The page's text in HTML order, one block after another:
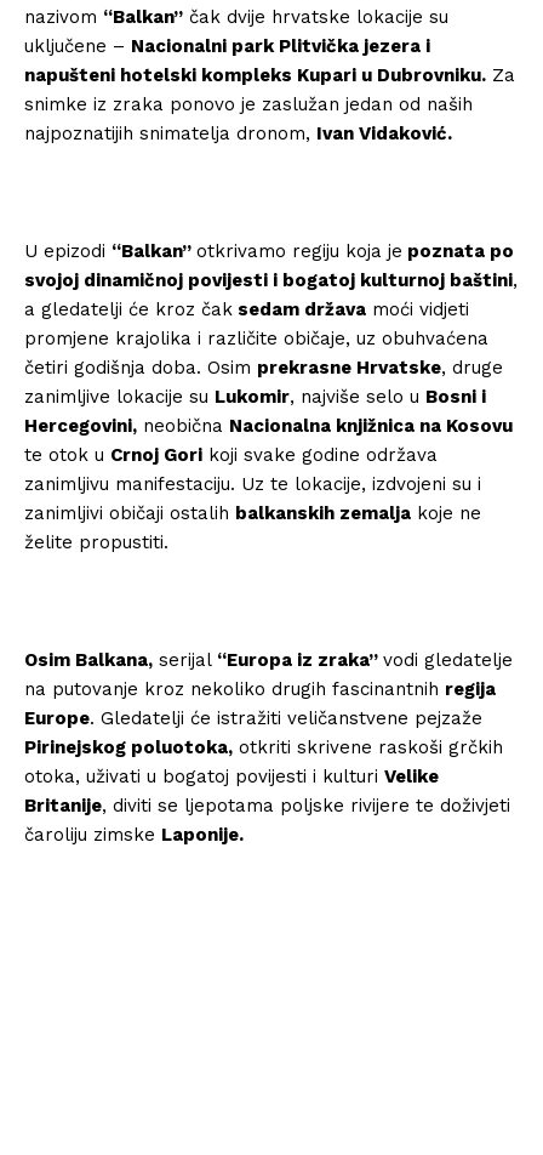
nazivom “Balkan” čak dvije hrvatske lokacije su
uključene – Nacionalni park Plitvička jezera i
napušteni hotelski kompleks Kupari u Dubrovniku. Za
snimke iz zraka ponovo je zaslužan jedan od naših
najpoznatijih snimatelja dronom, Ivan Vidaković.
U epizodi “Balkan” otkrivamo regiju koja je poznata po
svojoj dinamičnoj povijesti i bogatoj kulturnoj baštini,
a gledatelji će kroz čak sedam država moći vidjeti
promjene krajolika i različite običaje, uz obuhvaćena
četiri godišnja doba. Osim prekrasne Hrvatske, druge
zanimljive lokacije su Lukomir, najviše selo u Bosni i
Hercegovini, neobična Nacionalna knjižnica na Kosovu
te otok u Crnoj Gori koji svake godine održava
zanimljivu manifestaciju. Uz te lokacije, izdvojeni su i
zanimljivi običaji ostalih balkanskih zemalja koje ne
želite propustiti.
Osim Balkana, serijal “Europa iz zraka” vodi gledatelje
na putovanje kroz nekoliko drugih fascinantnih regija
Europe. Gledatelji će istražiti veličanstvene pejzaže
Pirinejskog poluotoka, otkriti skrivene raskoši grčkih
otoka, uživati u bogatoj povijesti i kulturi Velike
Britanije, diviti se ljepotama poljske rivijere te doživjeti
čaroliju zimske Laponije.